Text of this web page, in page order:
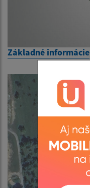
Základné informácie